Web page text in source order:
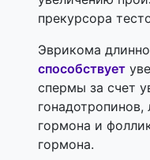
прекурсора
Эврикома
способствует
спермы за счет
гормона и
гормона.